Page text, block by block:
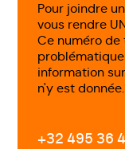
Pour joindre
vous rendre
Ce numéro de
information
n'y est donnée.
+32 495 36